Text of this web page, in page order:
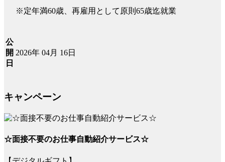
※定年満60歳、再雇用として原則65歳迄就業
公
開
日
2026年 04月 16日
キャンペーン
☆面接不要のお仕事自動紹介サービス☆